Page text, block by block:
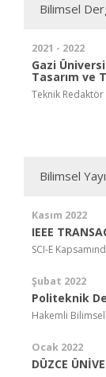
Bilimsel
2021 - 2022
Gazi
Tasarım ve
Teknik Redaktör
Bilimsel
Kasım 2022
IEEE
SCI-E
Şubat 2022
Politeknik
Hakemli
Ocak 2022
DÜZCE